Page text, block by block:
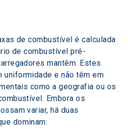
de combustível é calculada
de combustível pré-
mantêm. Estes
e não têm em
como a geografia ou os
Embora os
variar, há duas
dominam: